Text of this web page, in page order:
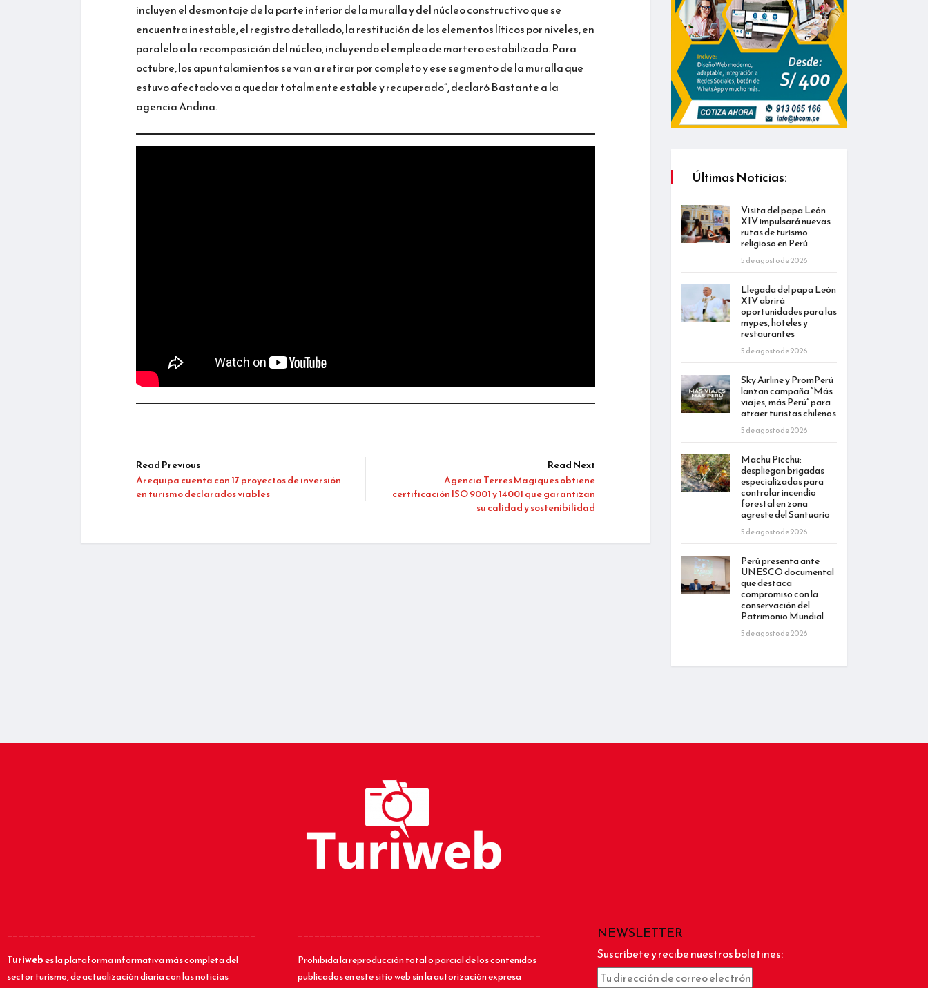
incluyen el desmontaje de la parte inferior de la muralla y del núcleo constructivo que se
encuentra inestable, el registro detallado, la restitución de los elementos líticos por niveles, en
paralelo a la recomposición del núcleo, incluyendo el empleo de mortero estabilizado. Para
octubre, los apuntalamientos se van a retirar por completo y ese segmento de la muralla que
estuvo afectado va a quedar totalmente estable y recuperado”, declaró Bastante a la
agencia Andina.
Read Previous
Arequipa cuenta con 17 proyectos de inversión
en turismo declarados viables
Read Next
Agencia Terres Magiques obtiene
certificación ISO 9001 y 14001 que garantizan
su calidad y sostenibilidad
Últimas Noticias:
Visita del papa León
XIV impulsará nuevas
rutas de turismo
religioso en Perú
5 de agosto de 2026
Llegada del papa León
XIV abrirá
oportunidades para las
mypes, hoteles y
restaurantes
5 de agosto de 2026
Sky Airline y PromPerú
lanzan campaña “Más
viajes, más Perú” para
atraer turistas chilenos
5 de agosto de 2026
Machu Picchu:
despliegan brigadas
especializadas para
controlar incendio
forestal en zona
agreste del Santuario
5 de agosto de 2026
Perú presenta ante
UNESCO documental
que destaca
compromiso con la
conservación del
Patrimonio Mundial
5 de agosto de 2026
_____________________________________________
Turiwebes la plataforma informativa más completa del
sector turismo, de actualización diaria con las noticias
____________________________________________
Prohibida la reproducción total o parcial de los contenidos
publicados en este sitio web sin la autorización expresa
NEWSLETTER
Suscríbete y recibe nuestros boletines: